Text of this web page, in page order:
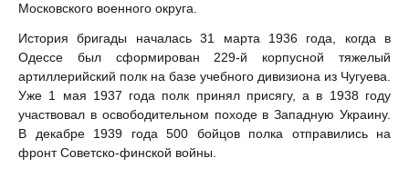
Московского военного округа.
История бригады началась 31 марта 1936 года, когда в
Одессе был сформирован 229-й корпусной тяжелый
артиллерийский полк на базе учебного дивизиона из Чугуева.
Уже 1 мая 1937 года полк принял присягу, а в 1938 году
участвовал в освободительном походе в Западную Украину.
В декабре 1939 года 500 бойцов полка отправились на
фронт Советско-финской войны.